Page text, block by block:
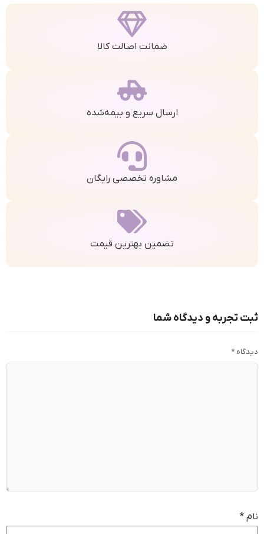
ضمانت اصالت کالا
ارسال سریع و بیمه‌شده
مشاوره تخصصی رایگان
تضمین بهترین قیمت
ثبت تجربه و دیدگاه شما
دیدگاه *
نام *